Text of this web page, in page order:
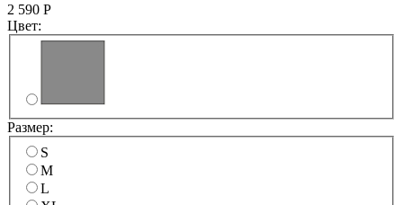
2 590 Р
Цвет:
Размер:
S
M
L